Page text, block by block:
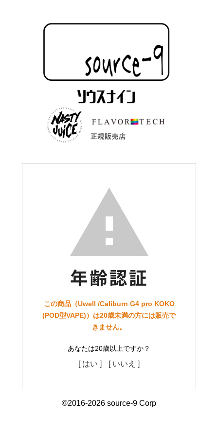
この商品（Uwell /Caliburn G4 pro KOKO
(POD型VAPE)）は20歳未満の方には販売で
きません。
あなたは20歳以上ですか？
[ はい ] [ いいえ ]
©2016-2026 source-9 Corp